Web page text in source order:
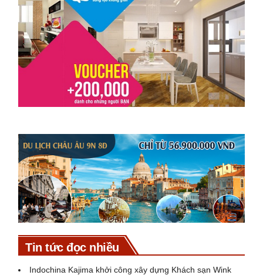
Tin tức đọc nhiều
Indochina Kajima khởi công xây dựng Khách sạn Wink